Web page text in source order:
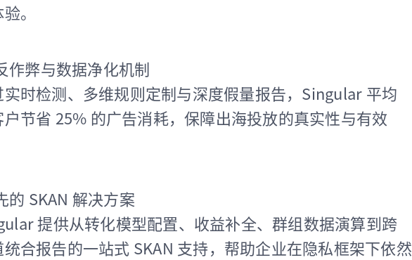
。
作弊与数据净化机制
实时检测、多维规则定制与深度假量报告，Singular 平均
户节省 25% 的广告消耗，保障出海投放的真实性与有效
的 SKAN 解决方案
提供从转化模型配置、收益补全、群组数据演算到跨
统合报告的一站式 SKAN 支持，帮助企业在隐私框架下依然